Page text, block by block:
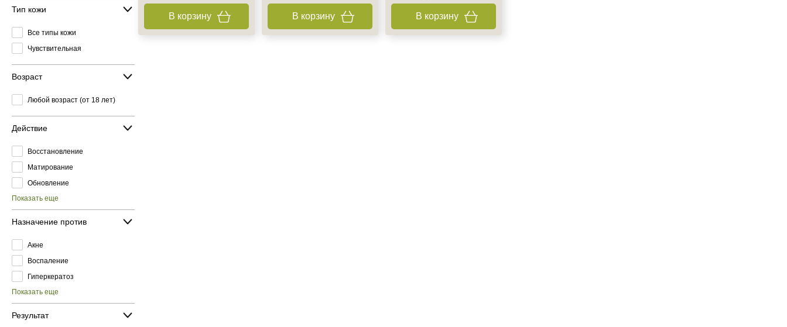
Тип кожи
Все типы кожи
Чувствительная
Возраст
Любой возраст (от 18 лет)
Действие
Восстановление
Матирование
Обновление
Показать еще
Назначение против
Акне
Воспаление
Гиперкератоз
Показать еще
Результат
В корзину В корзину В корзину